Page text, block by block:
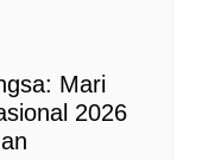
Mari
2026